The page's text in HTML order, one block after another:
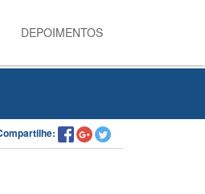
DEPOIMENTOS